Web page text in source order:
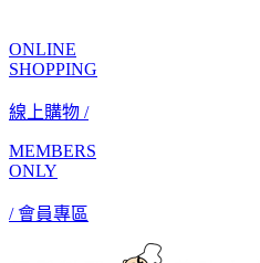
ONLINE
SHOPPING
線上購物 /
MEMBERS
ONLY
/ 會員專區